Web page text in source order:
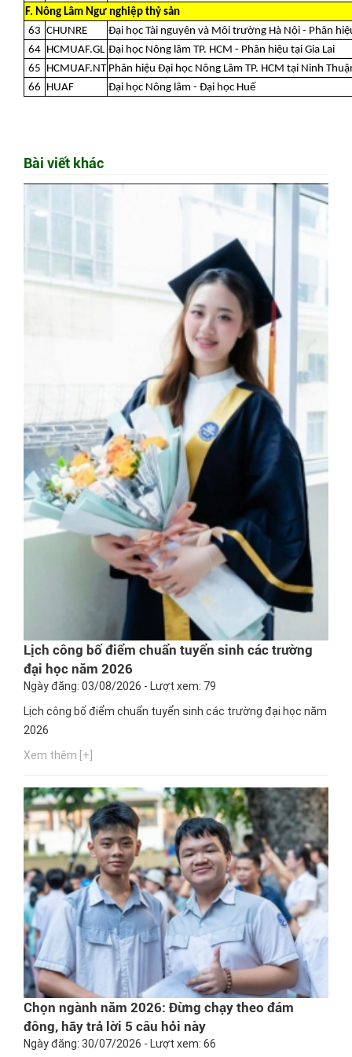
F. Nông Lâm Ngư nghiệp thỷ sản
63 CHUNRE
Đại học Tài nguyên và Môi trường Hà Nội - Phân
64 HCMUAF.GL Đại học Nông lâm TP. HCM - Phân hiệu tại Gia Lai
65 HCMUAF.NT Phân hiệu Đại học Nông Lâm TP. HCM tại Ninh
66 HUAF Đại học Nông lâm - Đại học Huế
Bài viết khác
Lịch công bố điểm chuẩn tuyển sinh các trường
đại học năm 2026
Ngày đăng: 03/08/2026 - Lượt xem: 79
Lịch công bố điểm chuẩn tuyển sinh các trường đại học năm
2026
Xem thêm [+]
Chọn ngành năm 2026: Đừng chạy theo đám
đông, hãy trả lời 5 câu hỏi này
Ngày đăng: 30/07/2026 - Lượt xem: 66